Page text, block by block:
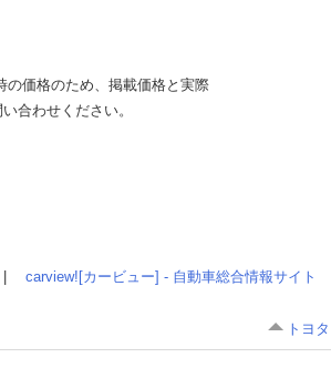
価格のため、掲載価格と実際
合わせください。
carview![カービュー] - 自動車総合情報サイト
トヨ